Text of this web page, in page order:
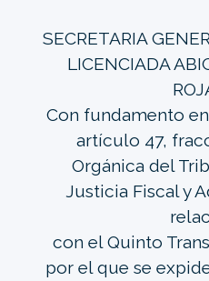
SECRETARIA
LICENCIADA
Con fundamento
artículo 47,
Orgánica del
Justicia Fiscal y
con el Quinto
por el que se